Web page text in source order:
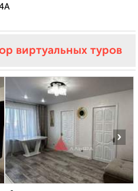
виртуальных туров
›